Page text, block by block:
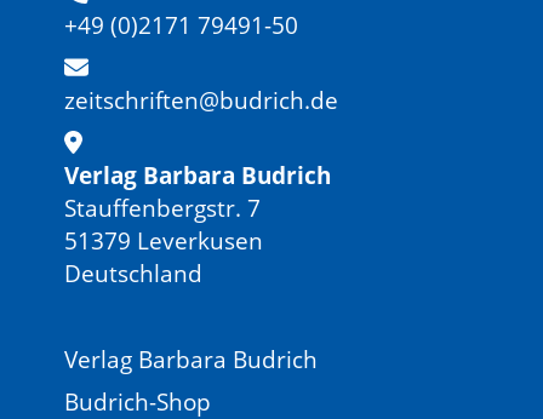
+49 (0)2171 79491-50
zeitschriften@budrich.de
Verlag Barbara Budrich
Stauffenbergstr. 7
51379 Leverkusen
Deutschland
Verlag Barbara Budrich
Budrich-Shop